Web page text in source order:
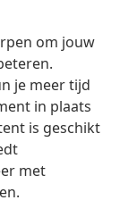
om jouw
je meer tijd
in plaats
is geschikt
met